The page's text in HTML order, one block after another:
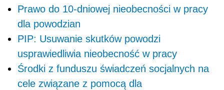
Prawo do 10-dniowej nieobecności w pracy
dla powodzian
PIP: Usuwanie skutków powodzi
usprawiedliwia nieobecność w pracy
Środki z funduszu świadczeń socjalnych na
cele związane z pomocą dla